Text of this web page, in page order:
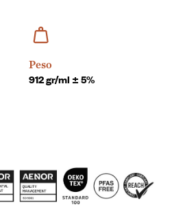
Peso
912 gr/ml ± 5%